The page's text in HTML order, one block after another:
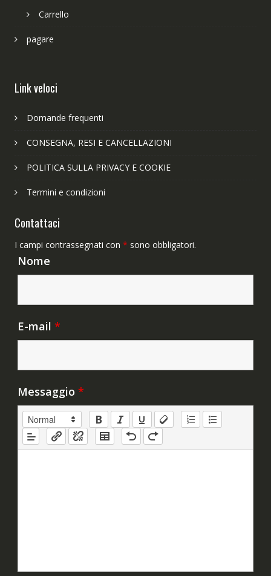
Carrello
pagare
Link veloci
Domande frequenti
CONSEGNA, RESI E CANCELLAZIONI
POLITICA SULLA PRIVACY E COOKIE
Termini e condizioni
Contattaci
I campi contrassegnati con * sono obbligatori.
Nome
E-mail *
Messaggio *